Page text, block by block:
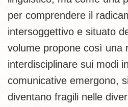
per comprendere il
intersoggettivo e situato
volume propone così una
interdisciplinare sui modi
comunicative emergono,
diventano fragili nelle